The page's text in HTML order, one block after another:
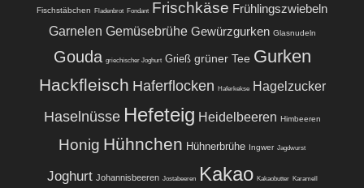
Fischstäbchen Fladenbrot Fondant Frischkäse Frühlingszwiebeln
Garnelen Gemüsebrühe Gewürzgurken Glasnudeln
Gouda griechischer Joghurt Grieß grüner Tee Gurken
Hackfleisch Haferflocken Haferkekse Hagelzucker
Haselnüsse Hefeteig Heidelbeeren Himbeeren
Honig Hühnchen Hühnerbrühe Ingwer Jagdwurst
Joghurt Johannisbeeren Jostabeeren Kakao Kakaobutter Karamell